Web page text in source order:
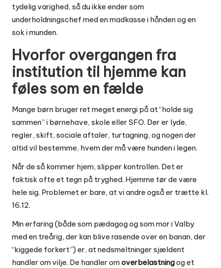
tydelig varighed, så du ikke ender som
underholdningschef med en madkasse i hånden og en
sok i munden.
Hvorfor overgangen fra
institution til hjemme kan
føles som en fælde
Mange børn bruger ret meget energi på at “holde sig
sammen” i børnehave, skole eller SFO. Der er lyde,
regler, skift, sociale aftaler, turtagning, og nogen der
altid vil bestemme, hvem der må være hunden i legen.
Når de så kommer hjem, slipper kontrollen. Det er
faktisk ofte et tegn på tryghed. Hjemme tør de være
hele sig. Problemet er bare, at vi andre også er trætte kl.
16.12.
Min erfaring (både som pædagog og som mor i Valby
med en treårig, der kan blive rasende over en banan, der
“kiggede forkert”) er, at nedsmeltninger sjældent
handler om vilje. De handler omoverbelastningog et